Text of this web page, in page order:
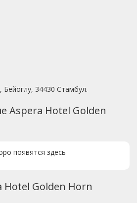
Бейоглу, 34430 Стамбул.
Aspera Hotel Golden
появятся здесь
Hotel Golden Horn